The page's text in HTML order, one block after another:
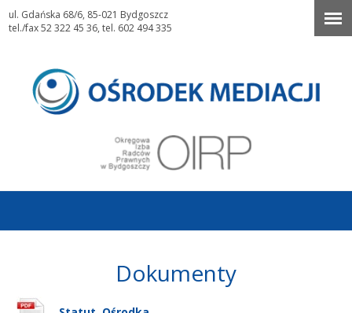
ul. Gdańska 68/6, 85-021 Bydgoszcz
tel./fax 52 322 45 36, tel. 602 494 335
Dokumenty